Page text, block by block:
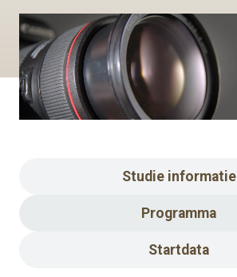
Studie informatie
Programma
Startdata